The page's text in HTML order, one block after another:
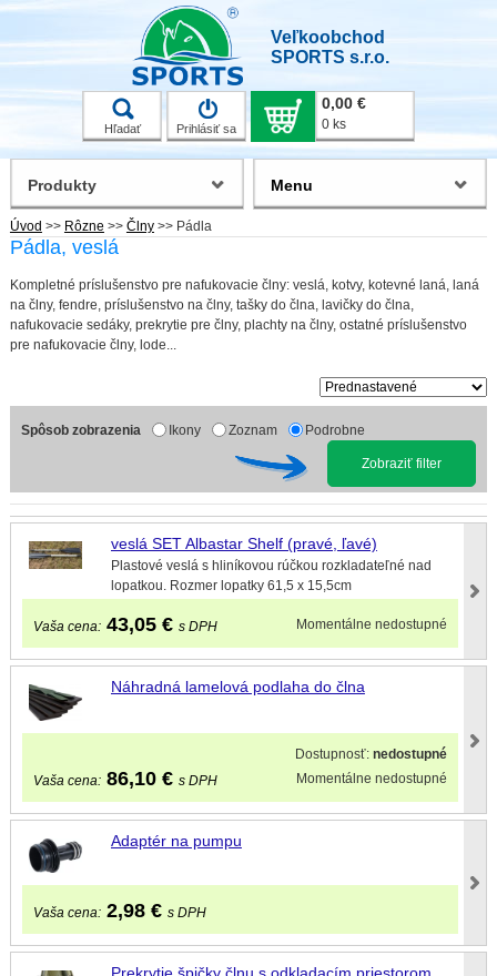
Veľkoobchod
SPORTS s.r.o.
Hľadať Prihlásiť sa
0,00 €
0 ks
Úvod >> Rôzne >> Člny >> Pádla
Pádla, veslá
Kompletné príslušenstvo pre nafukovacie člny: veslá, kotvy, kotevné laná, laná
na člny, fendre, príslušenstvo na člny, tašky do člna, lavičky do člna,
nafukovacie sedáky, prekrytie pre člny, plachty na člny, ostatné príslušenstvo
pre nafukovacie člny, lode...
Spôsob zobrazenia Ikony Zoznam Podrobne
Zobraziť filter
veslá SET Albastar Shelf (pravé, ľavé)
Plastové veslá s hliníkovou rúčkou rozkladateľné nad
lopatkou. Rozmer lopatky 61,5 x 15,5cm
Vaša cena: 43,05 € s DPH Momentálne nedostupné
Náhradná lamelová podlaha do člna
Dostupnosť:nedostupné
Vaša cena: 86,10 € s DPH Momentálne nedostupné
Adaptér na pumpu
Vaša cena: 2,98 € s DPH
Produkty Menu